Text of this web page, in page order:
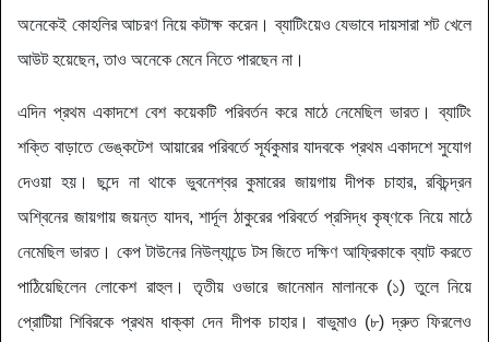
অনেকেই কোহলির আচরণ নিয়ে কটাক্ষ করেন। ব্যাটিংয়েও যেভাবে দায়সারা শট খেলে
আউট হয়েছেন, তাও অনেকে মেনে নিতে পারছেন না।
এদিন প্রথম একাদশে বেশ কয়েকটি পরিবর্তন করে মাঠে নেমেছিল ভারত। ব্যাটিং
শক্তি বাড়াতে ভেঙ্কটেশ আয়ারের পরিবর্তে সূর্যকুমার যাদবকে প্রথম একাদশে সুযোগ
দেওয়া হয়। ছন্দে না থাকে ভুবনেশ্বর কুমারের জায়গায় দীপক চাহার, রবিচন্দ্রন
অশ্বিনের জায়গায় জয়ন্ত যাদব, শার্দূল ঠাকুরের পরিবর্তে প্রসিদ্ধ কৃষ্ণকে নিয়ে মাঠে
নেমেছিল ভারত। কেপ টাউনের নিউল্যান্ডে টস জিতে দক্ষিণ আফ্রিকাকে ব্যাট করতে
পাঠিয়েছিলেন লোকেশ রাহুল। তৃতীয় ওভারে জানেমান মালানকে (১)‌ তুলে নিয়ে
প্রোটিয়া শিবিরকে প্রথম ধাক্কা দেন দীপক চাহার। বাভুমাও (‌৮)‌ দ্রুত ফিরলেও